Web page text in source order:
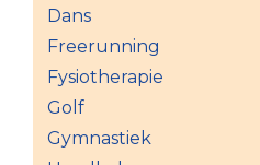
Dans
Freerunning
Fysiotherapie
Golf
Gymnastiek